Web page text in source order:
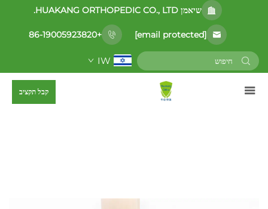
שיאמן HUAKANG ORTHOPEDIC CO., LTD.
[email protected]
+86-19005923820
IW
קבל תקציב